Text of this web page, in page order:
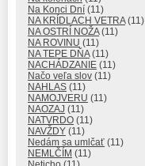
Na Konci Dní (11)
NA KRÍDLACH VETRA(11)
NA OSTRÍ NOŽA(11)
NA ROVINU (11)
NA TEPE DŇA(11)
NACHÁDZANIE (11)
Načo veľa slov (11)
NAHLAS (11)
NAMOJVERU (11)
NAOZAJ (11)
NATVRDO (11)
NAVŽDY (11)
Nedám sa umlčať (11)
NEMLČÍM (11)